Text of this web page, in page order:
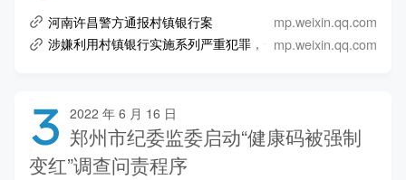
河南许昌警方通报村镇银行案 mp.weixin.qq.com
涉嫌利用村镇银行实施系列严重犯罪，一批犯罪嫌疑人被抓！
mp.weixin.qq.com
3 2022 年 6 月 16 日
郑州市纪委监委启动“健康码被强制
变红”调查问责程序